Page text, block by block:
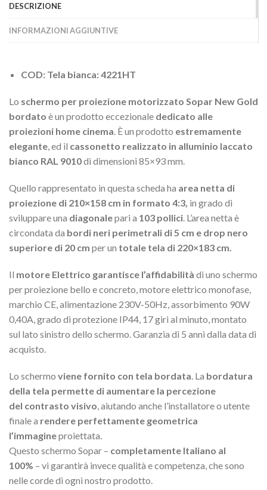
DESCRIZIONE
INFORMAZIONI AGGIUNTIVE
COD: Tela bianca: 4221HT
Lo schermo per proiezione motorizzato Sopar New Gold
bordato è un prodotto eccezionale dedicato alle
proiezioni home cinema. È un prodotto estremamente
elegante, ed il cassonetto realizzato in alluminio laccato
bianco RAL 9010di dimensioni 85×93 mm.
Quello rappresentato in questa scheda ha area netta di
proiezione di 210×158 cm in formato 4:3, in grado di
sviluppare una diagonalepari a 103 pollici. L’area netta è
circondata da bordi neri perimetrali di 5 cm e drop nero
superiore di 20 cm per un totale tela di 220×183 cm.
Il motore Elettrico garantisce l’affidabilità di uno schermo
per proiezione bello e concreto, motore elettrico monofase,
marchio CE, alimentazione 230V-50Hz, assorbimento 90W
0,40A, grado di protezione IP44, 17 giri al minuto, montato
sul lato sinistro dello schermo. Garanzia di 5 anni dalla data di
acquisto.
Lo schermo viene fornito con tela bordata. La bordatura
della tela permette di aumentare la percezione
del contrasto visivo, aiutando anche l’installatore o utente
finale a rendere perfettamente geometrica
l’immagineproiettata.
Questo schermo Sopar – completamente Italiano al
100% – vi garantirà invece qualità e competenza, che sono
nelle corde di ogni nostro prodotto.